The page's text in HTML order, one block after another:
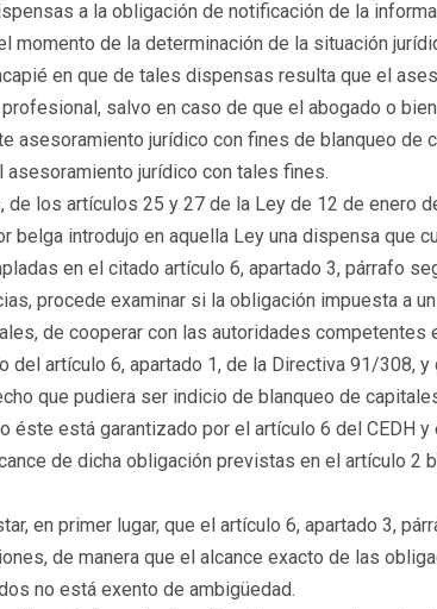
a la obligación de notificación de la
momento de la determinación de la situación
en que de tales dispensas resulta que el
salvo en caso de que el abogado o
asesoramiento jurídico con fines de blanqueo de
asesoramiento jurídico con tales fines.
de los artículos 25 y 27 de la Ley de 12 de enero
belga introdujo en aquella Ley una dispensa que
en el citado artículo 6, apartado 3, párrafo
procede examinar si la obligación impuesta a
de cooperar con las autoridades competentes
del artículo 6, apartado 1, de la Directiva 91/308,
que pudiera ser indicio de blanqueo de
éste está garantizado por el artículo 6 del CEDH y
de dicha obligación previstas en el artículo 2
en primer lugar, que el artículo 6, apartado 3,
de manera que el alcance exacto de las
no está exento de ambigüedad.